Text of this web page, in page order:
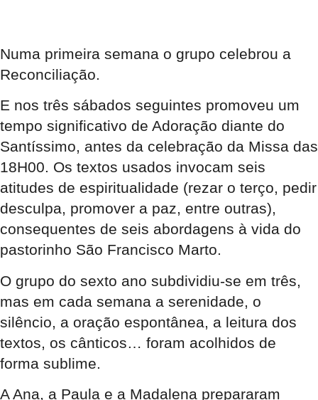
Numa primeira semana o grupo celebrou a
Reconciliação.
E nos três sábados seguintes promoveu um
tempo significativo de Adoração diante do
Santíssimo, antes da celebração da Missa das
18H00. Os textos usados invocam seis
atitudes de espiritualidade (rezar o terço, pedir
desculpa, promover a paz, entre outras),
consequentes de seis abordagens à vida do
pastorinho São Francisco Marto.
O grupo do sexto ano subdividiu-se em três,
mas em cada semana a serenidade, o
silêncio, a oração espontânea, a leitura dos
textos, os cânticos… foram acolhidos de
forma sublime.
A Ana, a Paula e a Madalena prepararam